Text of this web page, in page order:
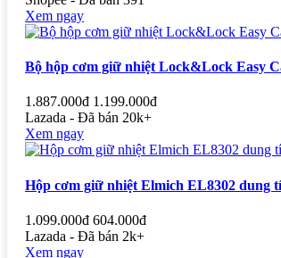
Xem ngay
Bộ hộp cơm giữ nhiệt Lock&Lock Easy
1.887.000đ 1.199.000đ
Lazada - Đã bán 20k+
Xem ngay
Hộp cơm giữ nhiệt Elmich EL8302 dung
1.099.000đ 604.000đ
Lazada - Đã bán 2k+
Xem ngay